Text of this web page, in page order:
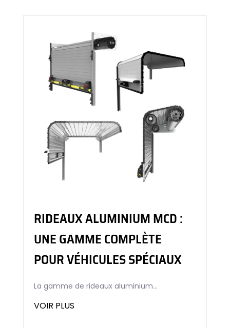
RIDEAUX ALUMINIUM MCD :
UNE GAMME COMPLÈTE
POUR VÉHICULES SPÉCIAUX
La gamme de rideaux aluminium...
VOIR PLUS